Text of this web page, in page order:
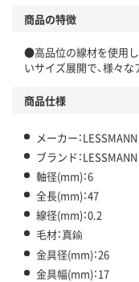
商品の特徴
●高品位の線材を使用
いサイズ展開で、様々
商品仕様
メーカー：LESSMANN
ブランド：LESSMANN
軸径(mm)：6
全長(mm)：47
線径(mm)：0.2
毛材：真鍮
金具径(mm)：26
金具幅(mm)：17